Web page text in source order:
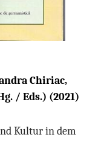
Chiriac,
/ Eds.) (2021)
Kultur in dem